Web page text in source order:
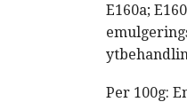
E160a;
Per 100g: